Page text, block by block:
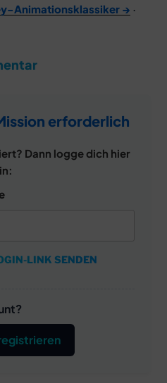
Animationsklassiker → ·
erforderlich
Dann logge dich hier
LINK SENDEN